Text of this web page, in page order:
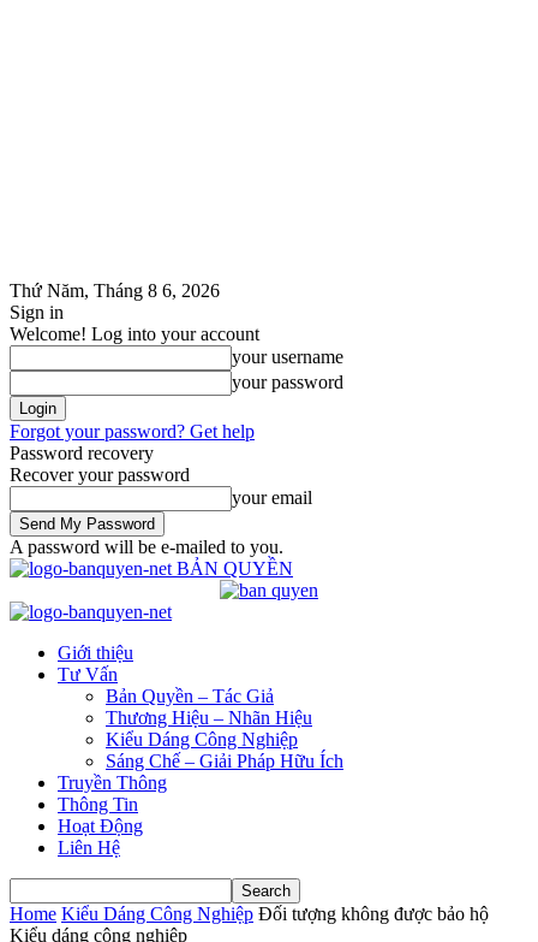
Thứ Năm, Tháng 8 6, 2026
Sign in
Welcome! Log into your account
your username
your password
Forgot your password? Get help
Password recovery
Recover your password
your email
A password will be e-mailed to you.
BẢN QUYỀN
Giới thiệu
Tư Vấn
Bản Quyền – Tác Giả
Thương Hiệu – Nhãn Hiệu
Kiểu Dáng Công Nghiệp
Sáng Chế – Giải Pháp Hữu Ích
Truyền Thông
Thông Tin
Hoạt Động
Liên Hệ
Home Kiểu Dáng Công Nghiệp Đối tượng không được bảo hộ
Kiểu dáng công nghiệp